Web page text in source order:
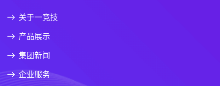
关于一竞技
产品展示
集团新闻
企业服务